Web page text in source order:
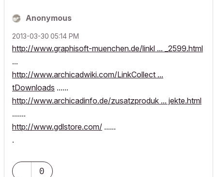
Anonymous
‎2013-03-30 05:14 PM
http://www.graphisoft-muenchen.de/linkl ... _2599.html
...
http://www.archicadwiki.com/LinkCollect ...
tDownloads ......
http://www.archicadinfo.de/zusatzproduk ... jekte.html
.......
http://www.gdlstore.com/ ......
.
0